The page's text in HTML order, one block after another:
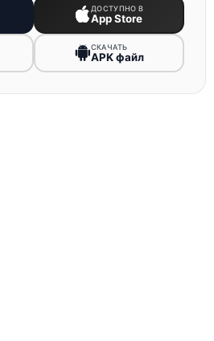
ДОСТУПНО В
App Store
СКАЧАТЬ
APK файл